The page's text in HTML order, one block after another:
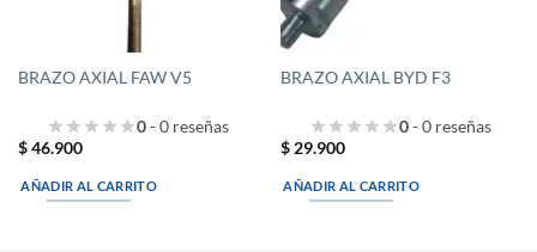
BRAZO AXIAL FAW V5
0- 0 reseñas
$46.900
AÑADIR AL CARRITO
BRAZO AXIAL BYD F3
0- 0 reseñas
$29.900
AÑADIR AL CARRITO